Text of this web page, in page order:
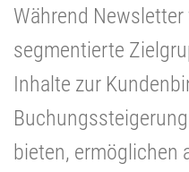
Während
segmentierte
Inhalte zur
bieten, ermöglichen